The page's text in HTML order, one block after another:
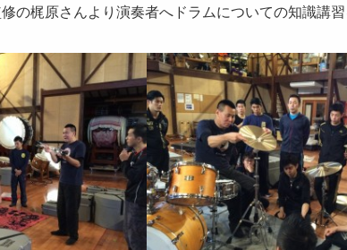
の梶原さんより演奏者へドラムについての知識講